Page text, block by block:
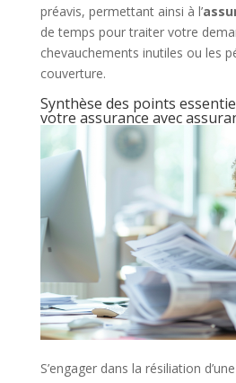
préavis, permettant ainsi à l’
de temps pour traiter votre
chevauchements inutiles ou les
couverture.
Synthèse des points
votre assurance avec
S’engager dans la résiliation